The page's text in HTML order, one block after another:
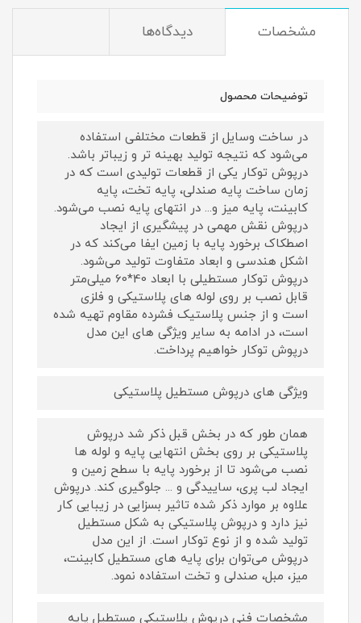
مشخصات دیدگاه‌ها
توضیحات محصول
در ساخت وسایل از قطعات مختلفی استفاده
می‌شود که نتیجه تولید بهینه تر و زیباتر باشد.
درپوش توکار یکی از قطعات تولیدی است که در
زمان ساخت پایه صندلی، پایه تخت، پایه
کابینت، پایه میز و... در انتهای پایه نصب می‌شود.
درپوش نقش مهمی در پیشگیری از ایجاد
اصطکاک برخورد پایه با زمین ایفا می‌کند که در
اشکل هندسی و ابعاد متفاوت تولید می‌شود.
درپوش توکار مستطیلی با ابعاد 40*60 میلی‌متر
قابل نصب بر روی لوله های پلاستیکی و فلزی
است و از جنس پلاستیک فشرده مقاوم تهیه شده
است، در ادامه به سایر ویژگی های این مدل
درپوش توکار خواهیم پرداخت.
ویژگی های درپوش مستطیل پلاستیکی
همان طور که در بخش قبل ذکر شد درپوش
پلاستیکی بر روی بخش انتهایی پایه و لوله ها
نصب می‌شود تا از برخورد پایه با سطح زمین و
ایجاد لب پری، ساییدگی و ... جلوگیری کند. درپوش
علاوه بر موارد ذکر شده تاثیر بسزایی در زیبایی کار
نیز دارد و درپوش پلاستیکی به شکل مستطیل
تولید شده و از نوع توکار است. از این مدل
درپوش می‌توان برای پایه های مستطیل کابینت،
میز، مبل، صندلی و تخت استفاده نمود.
مشخصات فنی درپوش پلاستیکی مستطیل پایه